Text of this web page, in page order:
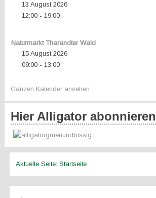
13 August 2026
12:00- 19:00
Naturmarkt Tharandter Wald
15 August 2026
09:00- 13:00
Ganzen Kalender ansehen
Hier Alligator abonnieren
Aktuelle Seite:Startseite